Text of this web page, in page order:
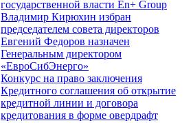
государственной власти En+ Group
Владимир Кирюхин избран
председателем совета директоров
Евгений Федоров назначен
Генеральным директором
«ЕвроСибЭнерго»
Конкурс на право заключения
Кредитного соглашения об открытие
кредитной линии и договора
кредитования в форме овердрафт